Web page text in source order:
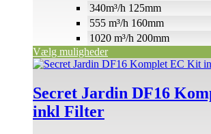
Vælg muligheder
340m³/h 125mm
555 m³/h 160mm
1020 m³/h 200mm
Secret Jardin DF16
inkl Filter